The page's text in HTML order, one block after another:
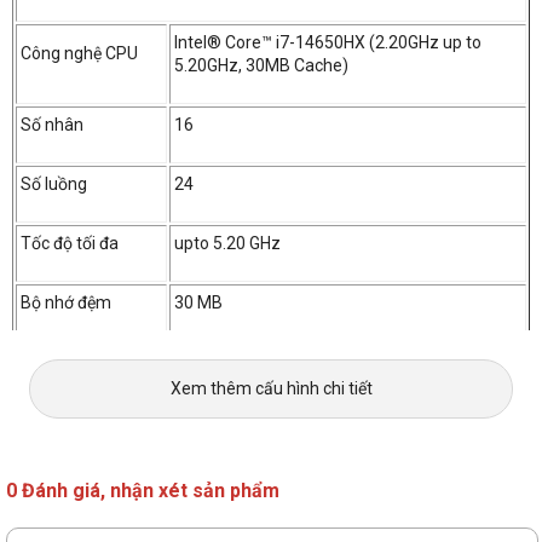
Công nghệ CPU
Intel® Core™ i7-14650HX (2.20GHz up to
5.20GHz, 30MB Cache)
Số nhân 16
Số luồng 24
Tốc độ tối đa upto 5.20 GHz
Bộ nhớ đệm 30 MB
Bộ nhớ trong (RAM)
RAM 32GB DDR5-5600SO-DIMM (2x16GB)
Loại RAM DDR5
Xem thêm cấu hình chi tiết
0 Đánh giá, nhận xét sản phẩm